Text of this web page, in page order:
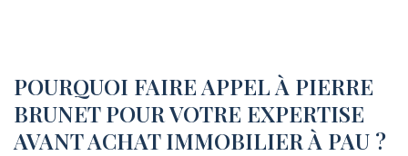
POURQUOI FAIRE APPEL À PIERRE
BRUNET POUR VOTRE EXPERTISE
AVANT ACHAT IMMOBILIER À PAU ?